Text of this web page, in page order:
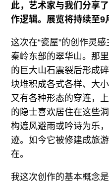
此，艺术家与我们分享
作逻辑。展览将持续至9
这次在“瓷屋”的创作灵
秦岭东部的翠华山。那
的巨大山石震裂后形成
块堆积成各式各样、大
又有各种形态的穿连，
的隐士喜欢居住在这些
构遮风避雨或吟诗为乐
迹。如今它被修建成旅
在。
我这次创作的基本概念